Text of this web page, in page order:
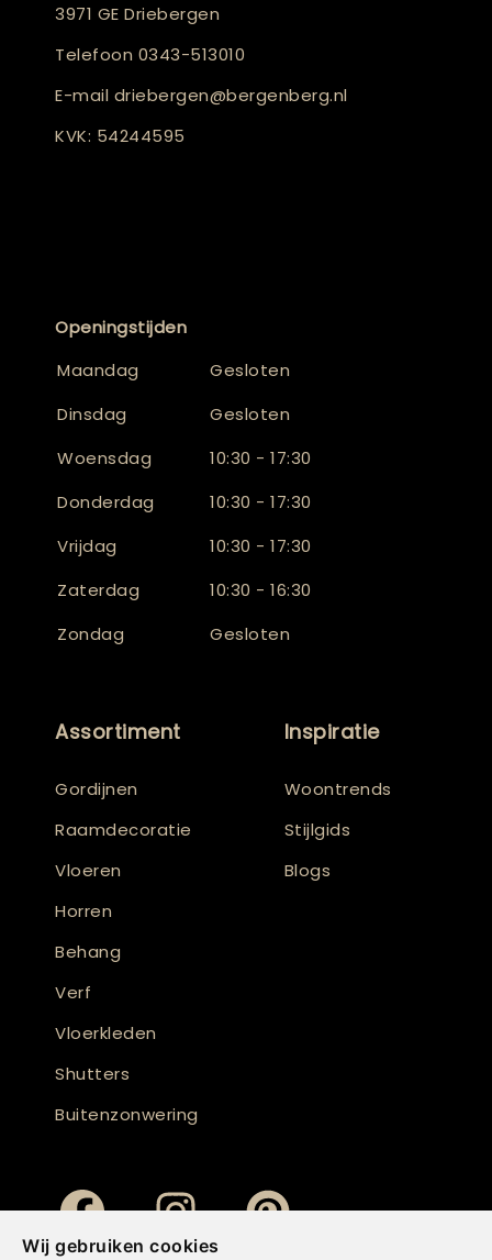
Wij gebruiken cookies
3971 GE Driebergen
Telefoon 0343-513010
E-mail driebergen@bergenberg.nl
KVK: 54244595
Openingstijden
Maandag
Gesloten
Dinsdag
Gesloten
Woensdag
10:30 - 17:30
Donderdag
10:30 - 17:30
Vrijdag
10:30 - 17:30
Zaterdag
10:30 - 16:30
Zondag
Gesloten
Assortiment
Gordijnen
Raamdecoratie
Vloeren
Horren
Behang
Verf
Vloerkleden
Shutters
Buitenzonwering
Inspiratie
Woontrends
Stijlgids
Blogs